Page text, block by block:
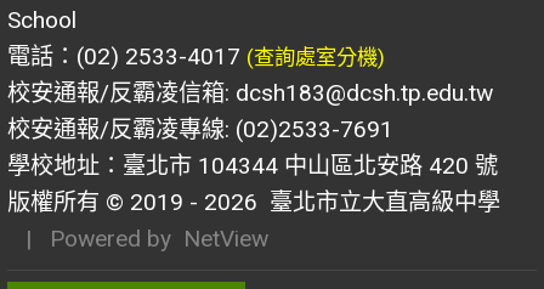
School
電話：(02) 2533-4017 (查詢處室分機)
校安通報/反霸凌信箱: dcsh183@dcsh.tp.edu.tw
校安通報/反霸凌專線: (02)2533-7691
學校地址：臺北市 104344 中山區北安路 420 號
版權所有 © 2019 - 2026 臺北市立大直高級中學
| Powered by NetView